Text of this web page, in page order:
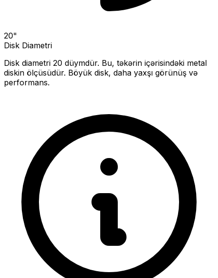
20"
Disk Diametri
Disk diametri 20 düymdür. Bu, təkərin içərisindəki metal
diskin ölçüsüdür. Böyük disk, daha yaxşı görünüş və
performans.